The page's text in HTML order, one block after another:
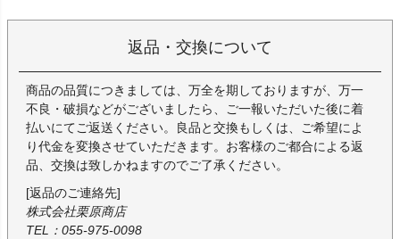
返品・交換について
商品の品質につきましては、万全を期しておりますが、万一
不良・破損などがございましたら、ご一報いただいた後に着
払いにてご返送ください。良品と交換もしくは、ご希望によ
り代金を変換させていただきます。お客様のご都合による返
品、交換は致しかねますのでご了承ください。
[返品のご連絡先]
株式会社栗原商店
TEL：055-975-0098